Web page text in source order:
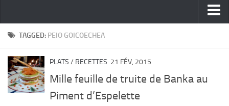
ACTUALITÉ
PORTRAITS
LIVRES
TAGGED: PEIO GOICOECHEA
PLATS / RECETTES 21 FÉV, 2015
Mille feuille de truite de Banka au
Piment d’Espelette